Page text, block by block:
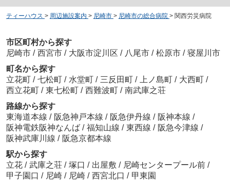
ティーハウス > 周辺施設案内 > 尼崎市 > 尼崎市の総合病院 > 関西労災病院
市区町村から探す
尼崎市 / 西宮市 / 大阪市淀川区 / 八尾市 / 松原市 / 寝屋川市
町名から探す
立花町 / 七松町 / 水堂町 / 三反田町 / 上ノ島町 / 大西町 /
西立花町 / 東七松町 / 西難波町 / 南武庫之荘
路線から探す
東海道本線 / 阪急神戸本線 / 阪急伊丹線 / 阪神本線 /
阪神電鉄阪神なんば / 福知山線 / 東西線 / 阪急今津線 /
阪神武庫川線 / 阪急京都本線
駅から探す
立花 / 武庫之荘 / 塚口 / 出屋敷 / 尼崎センタープール前 /
甲子園口 / 尼崎 / 尼崎 / 西宮北口 / 甲東園